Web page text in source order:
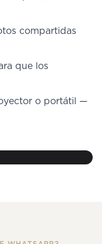
compartidas
que los
o portátil —